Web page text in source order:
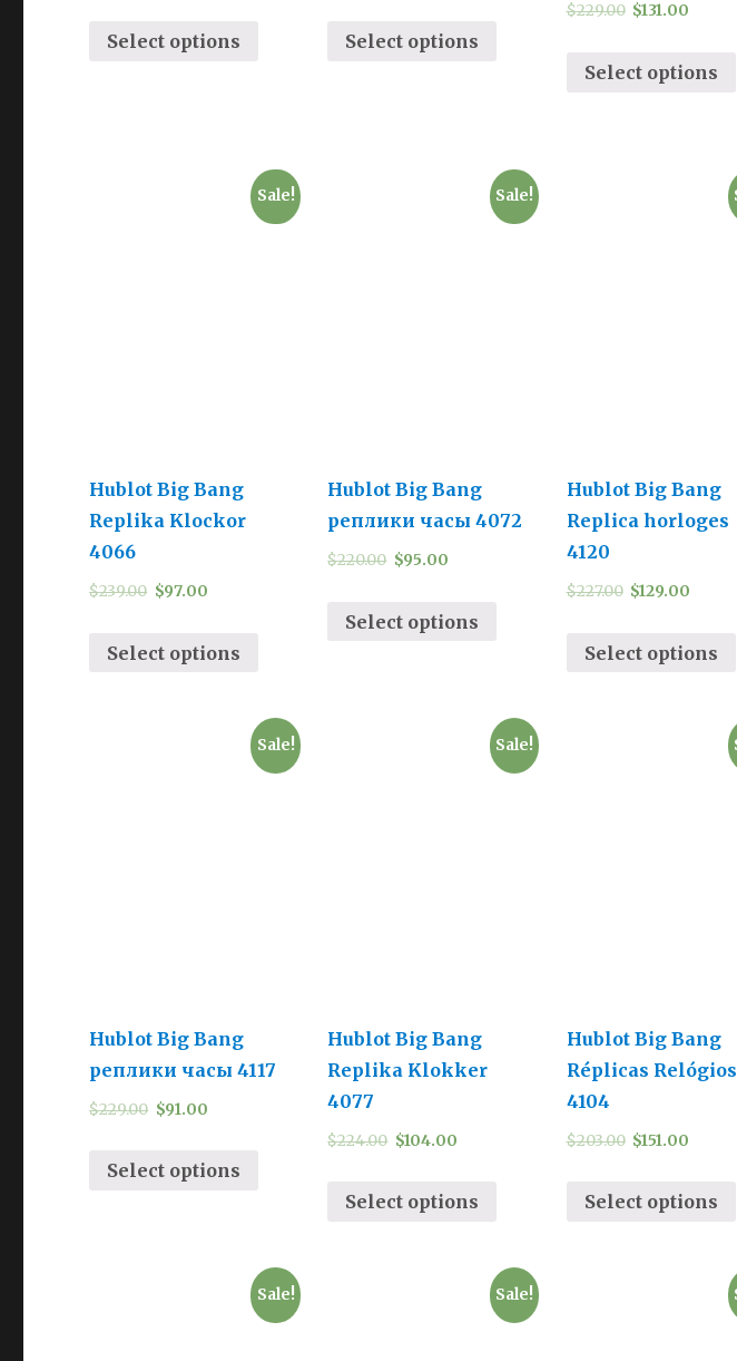
Select options Select options
$229.00 $131.00
Select options
Sale!
Hublot Big Bang
Replika Klockor
4066
$239.00 $97.00
Select options
Sale!
Hublot Big Bang
реплики часы 4072
$220.00 $95.00
Select options
Hublot Big Bang
Replica horloges
4120
$227.00 $129.00
Select options
Sale!
Hublot Big Bang
реплики часы 4117
$229.00 $91.00
Select options
Sale!
Hublot Big Bang
Replika Klokker
4077
$224.00 $104.00
Select options
Hublot Big Bang
Réplicas Relógios
4104
$203.00 $151.00
Select options
Sale! Sale!